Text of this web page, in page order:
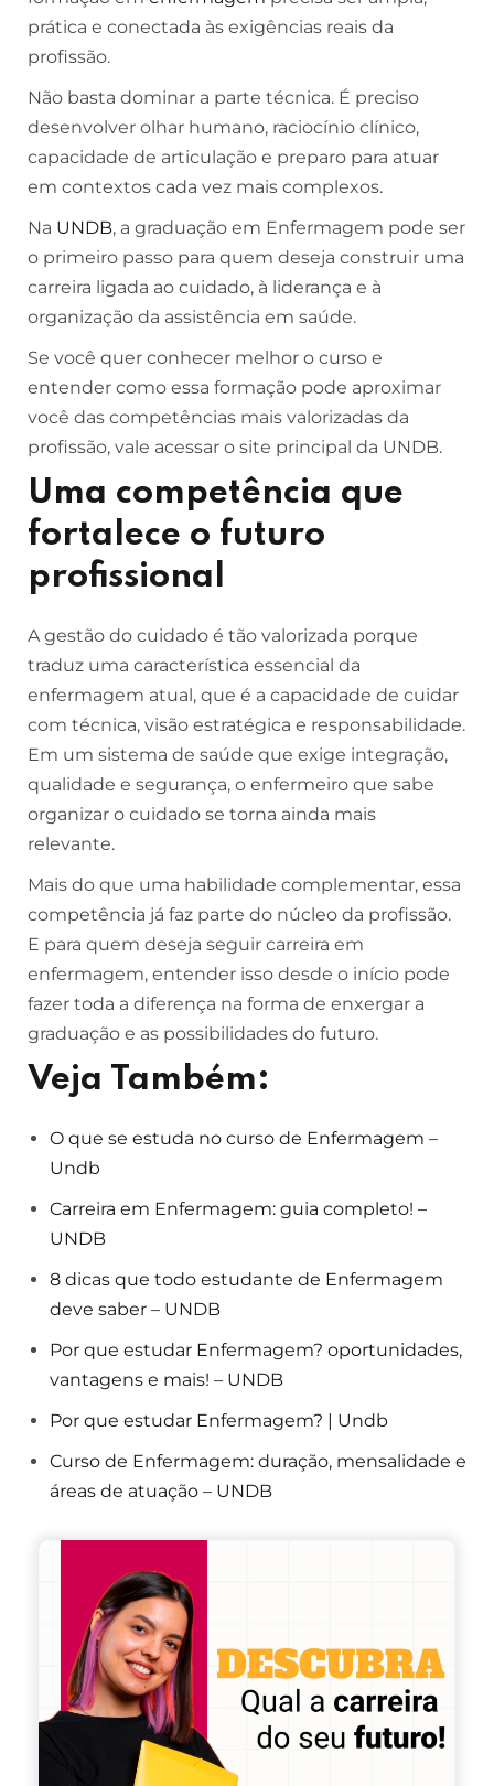
prática e conectada às exigências reais da
profissão.
Não basta dominar a parte técnica. É preciso
desenvolver olhar humano, raciocínio clínico,
capacidade de articulação e preparo para atuar
em contextos cada vez mais complexos.
Na UNDB, a graduação em Enfermagem pode ser
o primeiro passo para quem deseja construir uma
carreira ligada ao cuidado, à liderança e à
organização da assistência em saúde.
Se você quer conhecer melhor o curso e
entender como essa formação pode aproximar
você das competências mais valorizadas da
profissão, vale acessar o site principal da UNDB.
Uma competência que
fortalece o futuro
profissional
A gestão do cuidado é tão valorizada porque
traduz uma característica essencial da
enfermagem atual, que é a capacidade de cuidar
com técnica, visão estratégica e responsabilidade.
Em um sistema de saúde que exige integração,
qualidade e segurança, o enfermeiro que sabe
organizar o cuidado se torna ainda mais
relevante.
Mais do que uma habilidade complementar, essa
competência já faz parte do núcleo da profissão.
E para quem deseja seguir carreira em
enfermagem, entender isso desde o início pode
fazer toda a diferença na forma de enxergar a
graduação e as possibilidades do futuro.
Veja Também:
O que se estuda no curso de Enfermagem –
Undb
Carreira em Enfermagem: guia completo! –
UNDB
8 dicas que todo estudante de Enfermagem
deve saber – UNDB
Por que estudar Enfermagem? oportunidades,
vantagens e mais! – UNDB
Por que estudar Enfermagem? | Undb
Curso de Enfermagem: duração, mensalidade e
áreas de atuação – UNDB